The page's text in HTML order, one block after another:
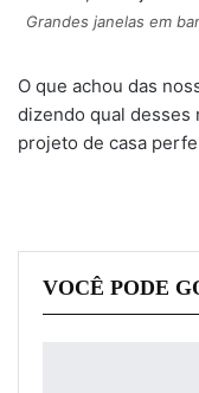
Grandes janelas em
O que achou das
dizendo qual desses
projeto de casa
VOCÊ PODE